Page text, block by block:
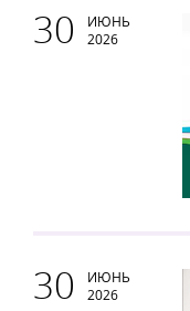
30
ИЮНЬ
2026
30
ИЮНЬ
2026